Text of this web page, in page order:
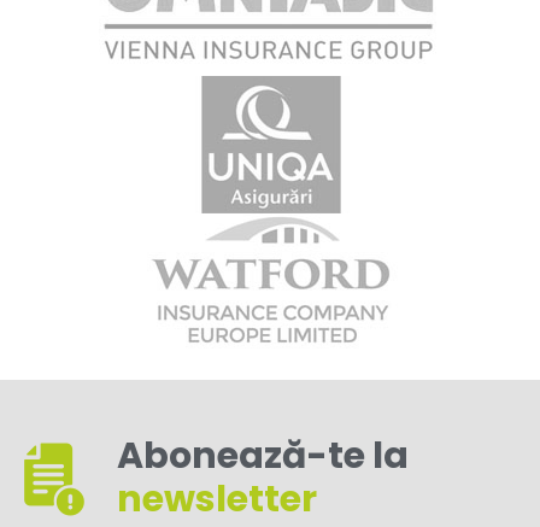
Abonează-te la
newsletter